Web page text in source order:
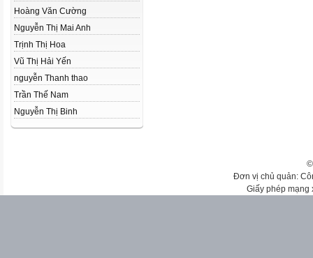
Hoàng Văn Cường
Nguyễn Thị Mai Anh
Trịnh Thị Hoa
Vũ Thị Hải Yến
nguyễn Thanh thao
Trần Thế Nam
Nguyễn Thị Binh
Đơn vị chủ quản:
Giấy phép mạng